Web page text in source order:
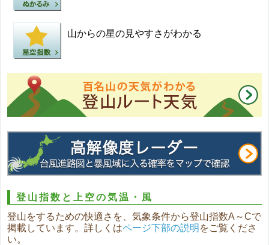
山からの星の見やすさがわかる
登山指数と上空の気温・風
登山をするための快適さを、気象条件から登山指数A～Cで
掲載しています。詳しくはページ下部の説明 をご覧くださ
い。